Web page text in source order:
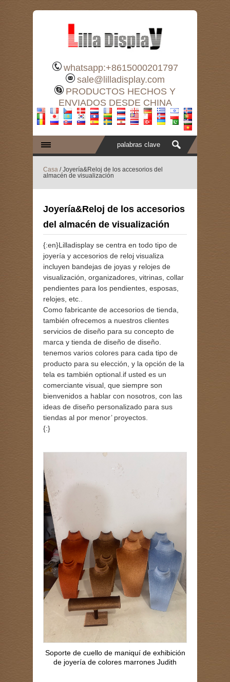
whatsapp:+8615000201797
sale@lilladisplay.com
PRODUCTOS HECHOS Y
ENVIADOS DESDE CHINA
Casa / Joyería&Reloj de los accesorios del
almacén de visualización
Joyería&Reloj de los accesorios
del almacén de visualización
{:en}Lilladisplay se centra en todo tipo de
joyería y accesorios de reloj visualiza
incluyen bandejas de joyas y relojes de
visualización, organizadores, vitrinas, collar
pendientes para los pendientes, esposas,
relojes, etc..
Como fabricante de accesorios de tienda,
también ofrecemos a nuestros clientes
servicios de diseño para su concepto de
marca y tienda de diseño de diseño.
tenemos varios colores para cada tipo de
producto para su elección, y la opción de la
tela es también optional.if usted es un
comerciante visual, que siempre son
bienvenidos a hablar con nosotros, con las
ideas de diseño personalizado para sus
tiendas al por menor’ proyectos.
{:}
Soporte de cuello de maniquí de exhibición
de joyería de colores marrones Judith